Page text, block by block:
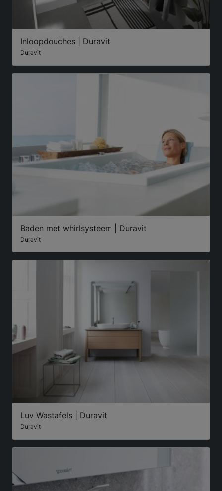
Inloopdouches | Duravit
Duravit
Baden met whirlsysteem | Duravit
Duravit
Luv Wastafels | Duravit
Duravit